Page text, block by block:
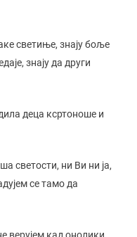
светиње, знају боље
знају да други
деца ксртоноше и
светости, ни Ви ни ја,
се тамо да